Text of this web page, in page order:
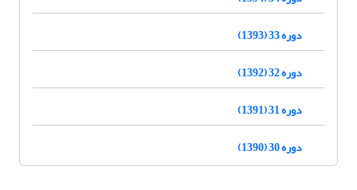
دوره 33 (1393)
دوره 32 (1392)
دوره 31 (1391)
دوره 30 (1390)